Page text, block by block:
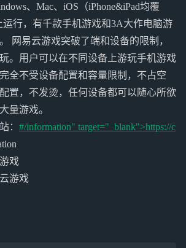
、Mac、iOS（iPhone&iPad均覆
行，有千款手机游戏和3A大作电脑游
网易云游戏突破了端和设备的限制，
。用户可以在不同设备上游玩手机游戏
全不受设备配置和容量限制，不占空
置，不发烫，任何设备都可以随心所欲
量游戏。
： #/information" target="_blank">https://c
戏
游戏